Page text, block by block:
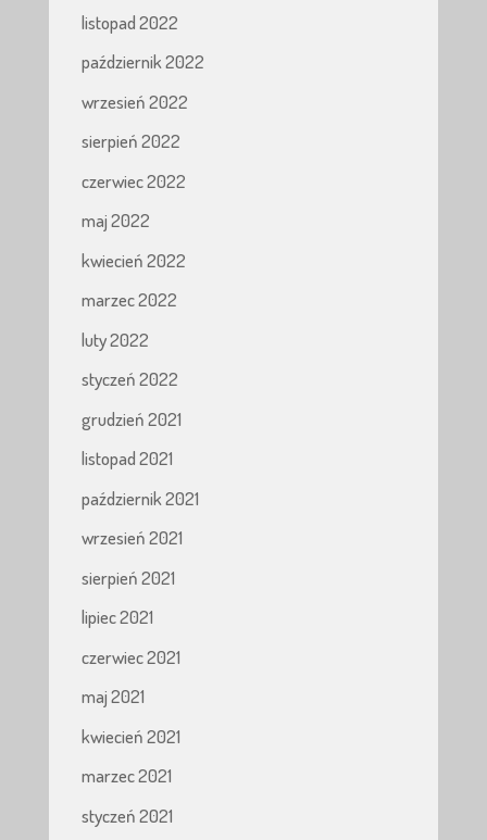
listopad 2022
październik 2022
wrzesień 2022
sierpień 2022
czerwiec 2022
maj 2022
kwiecień 2022
marzec 2022
luty 2022
styczeń 2022
grudzień 2021
listopad 2021
październik 2021
wrzesień 2021
sierpień 2021
lipiec 2021
czerwiec 2021
maj 2021
kwiecień 2021
marzec 2021
styczeń 2021